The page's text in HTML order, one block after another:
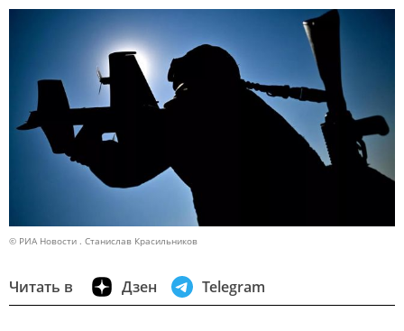
© РИА Новости . Станислав Красильников
Читать в Дзен Telegram